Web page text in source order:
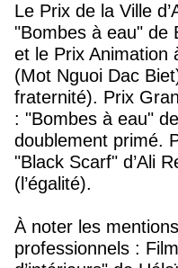
Le Prix de la Ville
"Bombes à eau" de
et le Prix Animation
(Mot Nguoi Dac
fraternité). Prix
: "Bombes à eau"
doublement primé.
"Black Scarf" d’Ali
(l’égalité).
À noter les
professionnels :